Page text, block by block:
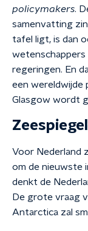
policymakers.
samenvatting
tafel ligt, is dan
wetenschappers
regeringen. En
een wereldwijde
Glasgow wordt
Voor Nederland
om de nieuwste
denkt de
De grote vraag
Antarctica zal